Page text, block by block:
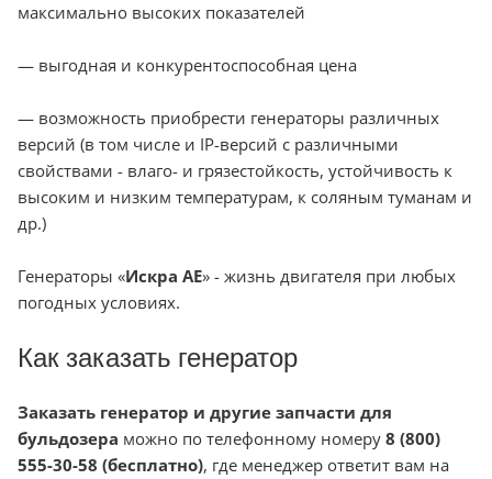
максимально высоких показателей
— выгодная и конкурентоспособная цена
— возможность приобрести генераторы различных
версий (в том числе и IP-версий с различными
свойствами - влаго- и грязестойкость, устойчивость к
высоким и низким температурам, к соляным туманам и
др.)
Генераторы «Искра АЕ» - жизнь двигателя при любых
погодных условиях.
Как заказать генератор
Заказать генератор и другие запчасти для
бульдозера можно по телефонному номеру 8 (800)
555-30-58 (бесплатно), где менеджер ответит вам на